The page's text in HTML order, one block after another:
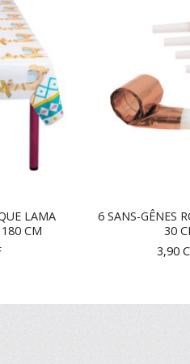
LAMA
CM
6 SANS-GÊNES
30
3,90